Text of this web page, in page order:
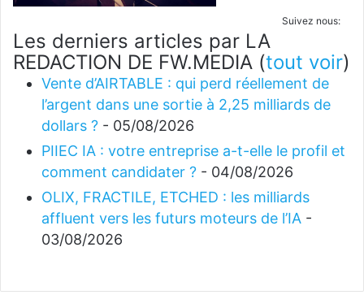
Suivez nous:
Les derniers articles par LA
REDACTION DE FW.MEDIA (tout voir)
Vente d’AIRTABLE : qui perd réellement de
l’argent dans une sortie à 2,25 milliards de
dollars ? - 05/08/2026
PIIEC IA : votre entreprise a-t-elle le profil et
comment candidater ? - 04/08/2026
OLIX, FRACTILE, ETCHED : les milliards
affluent vers les futurs moteurs de l’IA -
03/08/2026